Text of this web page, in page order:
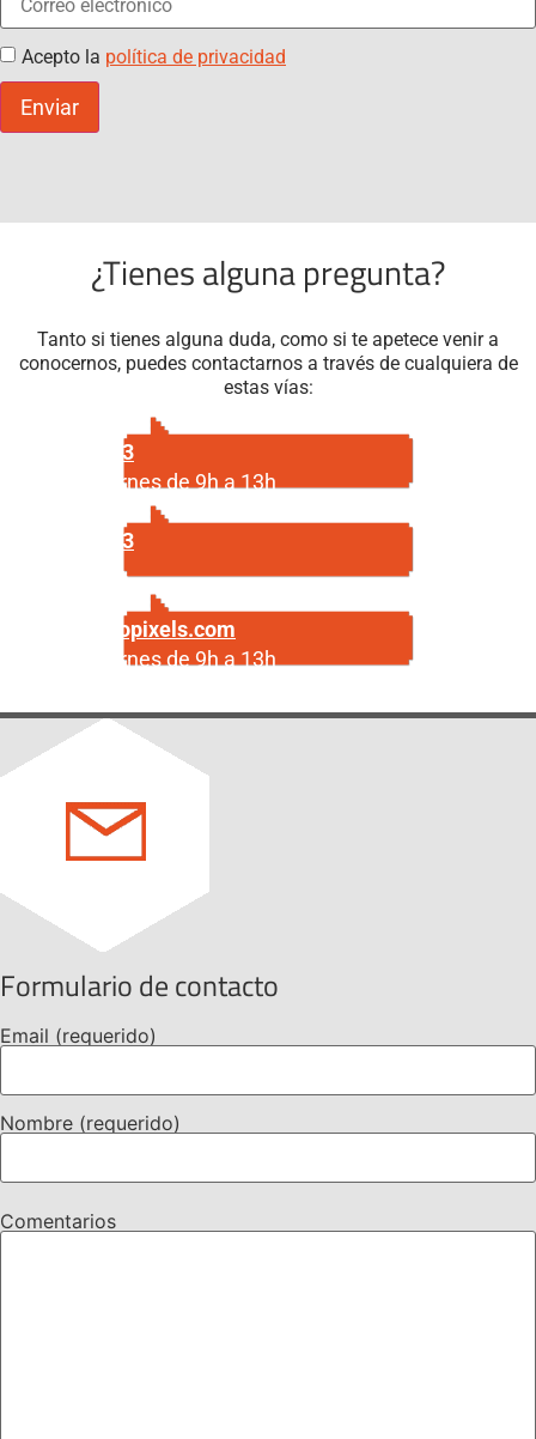
Acepto la política de privacidad
Enviar
¿Tienes alguna pregunta?
Tanto si tienes alguna duda, como si te apetece venir a
conocernos, puedes contactarnos a través de cualquiera de
estas vías:
687 29 56 23
Lunes a viernes de 9h a 13h
687 29 56 23
info@centropixels.com
Lunes a viernes de 9h a 13h
Formulario de contacto
Email (requerido)
Nombre (requerido)
Comentarios